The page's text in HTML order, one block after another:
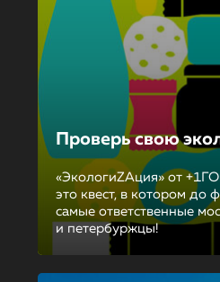
Проверь свою
«ЭкологиZAция» от
это квест, в котором до
самые ответственные
и петербуржцы!